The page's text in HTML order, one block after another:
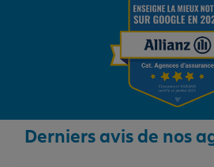
Derniers avis de nos